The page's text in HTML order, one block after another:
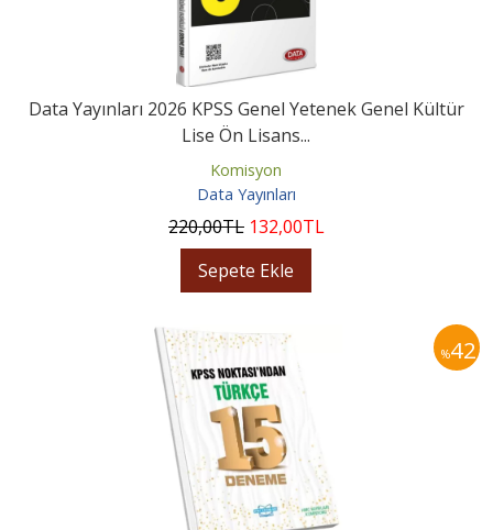
Data Yayınları 2026 KPSS Genel Yetenek Genel Kültür
Lise Ön Lisans...
Komisyon
Data Yayınları
220,00TL 132,00TL
Sepete Ekle
%42